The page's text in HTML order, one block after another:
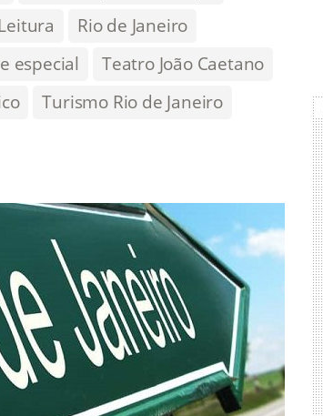
Rio de Janeiro
especial
Teatro João Caetano
Turismo Rio de Janeiro